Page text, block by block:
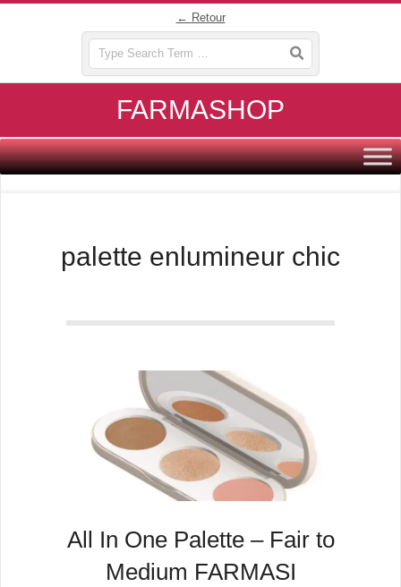
← Retour
FARMASHOP
Primary
Navigation
palette enlumineur chic
All In One Palette – Fair to
Medium FARMASI